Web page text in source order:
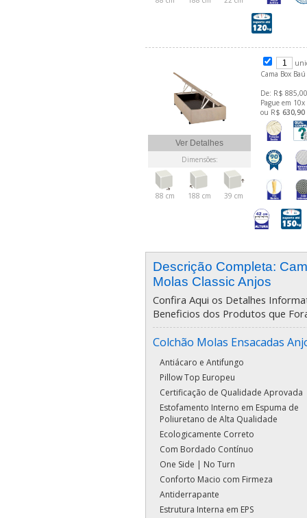
Ver Detalhes
Dimensões:
88 cm 188 cm 39 cm
Cama Box
De: R$
Pague em
ou R$ 630,90
Descrição Completa:
Molas Classic Anjos
Confira Aqui os Detalhes
Beneficios dos Produtos que
Colchão Molas Ensacadas
Antiácaro e Antifungo
Pillow Top Europeu
Certificação de Qualidade Aprovada
Estofamento Interno em Espuma de
Poliuretano de Alta Qualidade
Ecologicamente Correto
Com Bordado Contínuo
One Side | No Turn
Conforto Macio com Firmeza
Antiderrapante
Estrutura Interna em EPS